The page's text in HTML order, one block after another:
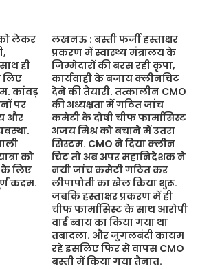
लेकर
ही
लिए
कांवड़
पर
और
को
के लिए
कदम.
लखनऊ : बस्ती फर्जी हस्ताक्षर
प्रकरण में स्वास्थ्य मंत्रालय के
जिम्मेदारों की बरस रही कृपा,
कार्यवाही के बजाय क्लीनचिट
देने की तैयारी. तत्कालीन CMO
की अध्यक्षता में गठित जांच
कमेटी के दोषी चीफ फार्मासिस्ट
अजय मिश्र को बचाने में उतरा
सिस्टम. CMO ने दिया क्लीन
चिट तो अब अपर महानिदेशक ने
नयी जांच कमेटी गठित कर
लीपापोती का खेल किया शुरू.
जबकि हस्ताक्षर प्रकरण में ही
चीफ फार्मासिस्ट के साथ आरोपी
वार्ड ब्वाय का किया गया था
तबादला. और जुगलबंदी कायम
रहे इसलिए फिर से वापस CMO
बस्ती में किया गया तैनात.